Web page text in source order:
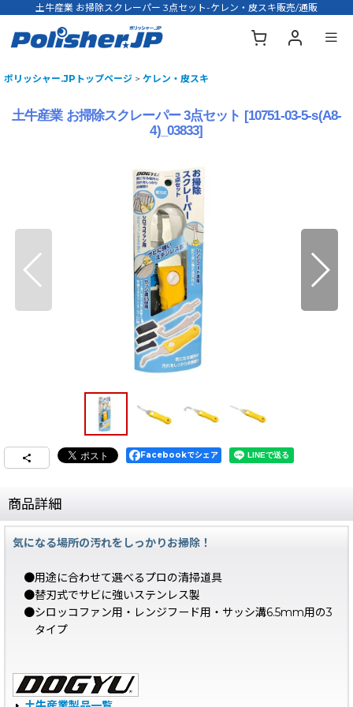
土牛産業 お掃除スクレーパー 3点セット-ケレン・皮スキ販売/通販
ポリッシャー.JPトップページ > ケレン・皮スキ
土牛産業 お掃除スクレーパー 3点セット [10751-03-5-s(A8-
4)_03833]
Facebookでシェア
商品詳細
気になる場所の汚れをしっかりお掃除！
●用途に合わせて選べるプロの清掃道具
●替刃式でサビに強いステンレス製
●シロッコファン用・レンジフード用・サッシ溝6.5mm用の3
タイプ